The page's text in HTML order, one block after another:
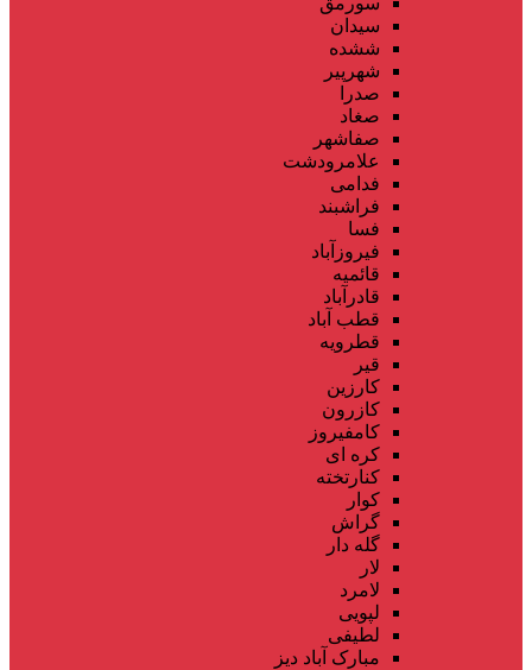
سیدان
ششده
شهرپیر
صدرا
صغاد
صفاشهر
علامرودشت
فدامی
فراشبند
فسا
فیروزآباد
قائمیه
قادرآباد
قطب آباد
قطرویه
قیر
کارزین
کازرون
کامفیروز
کره ای
کنارتخته
کوار
گراش
گله دار
لار
لامرد
لپویی
لطیفی
مبارک آباد دیز